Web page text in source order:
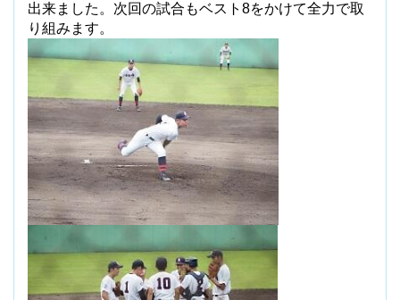
出来ました。次回の試合もベスト 8をかけて全力で取
り組みます。